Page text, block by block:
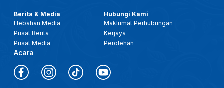
Berita & Media
Hebahan Media
Pusat Berita
Pusat Media
Acara
Hubungi Kami
Maklumat Perhubungan
Kerjaya
Perolehan